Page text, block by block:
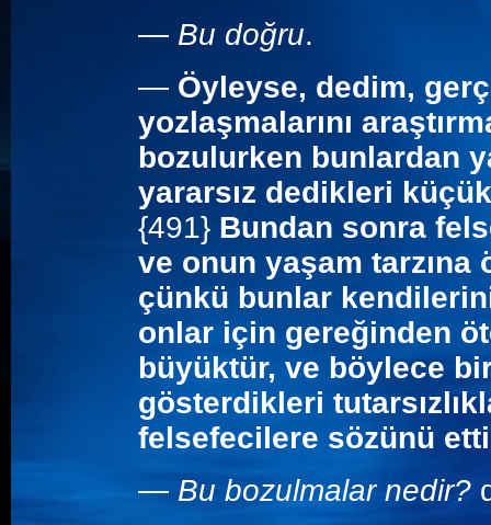
— Bu doğru.
— Öyleyse, dedim,
yozlaşmalarını
bozulurken bunlardan
yararsız dedikleri
{491} Bundan sonra
ve onun yaşam
çünkü bunlar
onlar için gereğinden
büyüktür, ve böylece
gösterdikleri
felsefecilere sözünü
— Bu bozulmalar nedir?